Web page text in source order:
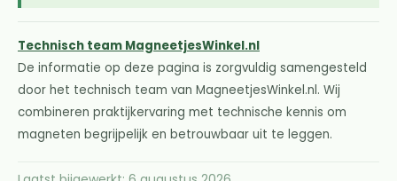
Technisch team MagneetjesWinkel.nl
De informatie op deze pagina is zorgvuldig samengesteld
door het technisch team van MagneetjesWinkel.nl. Wij
combineren praktijkervaring met technische kennis om
magneten begrijpelijk en betrouwbaar uit te leggen.